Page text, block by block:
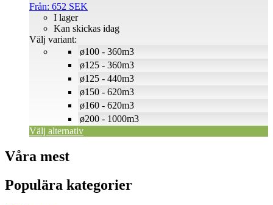
Från: 652 SEK
ø100 - 360m3
ø125 - 360m3
ø125 - 440m3
ø150 - 620m3
ø160 - 620m3
ø200 - 1000m3
I lager
Kan skickas idag
Välj variant:
Välj alternativ
produktsidan
Våra mest
Populära kategorier